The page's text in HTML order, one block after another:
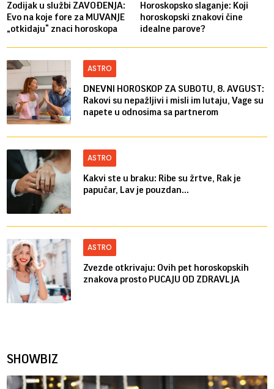
Zodijak u službi ZAVOĐENJA:
Evo na koje fore za MUVANJE
„otkidaju“ znaci horoskopa
Horoskopsko slaganje: Koji
horoskopski znakovi čine
idealne parove?
ASTRO
DNEVNI HOROSKOP ZA SUBOTU, 8. AVGUST:
Rakovi su nepažljivi i misli im lutaju, Vage su
napete u odnosima sa partnerom
ASTRO
Kakvi ste u braku: Ribe su žrtve, Rak je
papučar, Lav je pouzdan...
ASTRO
Zvezde otkrivaju: Ovih pet horoskopskih
znakova prosto PUCAJU OD ZDRAVLJA
SHOWBIZ